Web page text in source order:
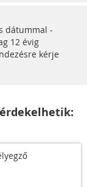
dátummal -
12 évig
kérje